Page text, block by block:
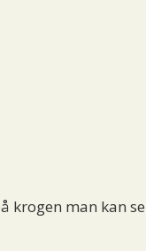
krogen man kan se